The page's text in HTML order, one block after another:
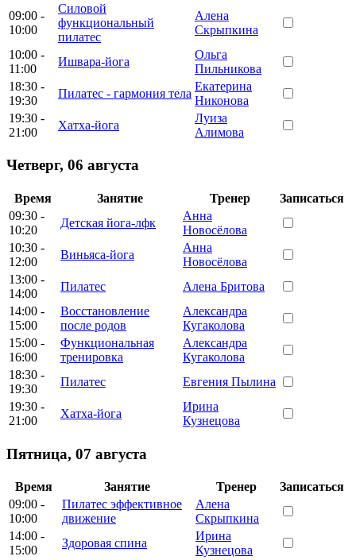
09:00 -
10:00
Силовой
функциональный
пилатес
Алена
Скрыпкина
10:00 -
11:00
Ишвара-йога
Ольга
Пильникова
18:30 -
19:30
Пилатес - гармония тела
Екатерина
Никонова
19:30 -
21:00
Хатха-йога
Луиза
Алимова
Четверг, 06 августа
Время Занятие Тренер
Записаться
09:30 -
10:20
Детская йога-лфк
Анна
Новосёлова
10:30 -
12:00
Виньяса-йога
Анна
Новосёлова
13:00 -
14:00
Пилатес
Алена Бритова
14:00 -
15:00
Восстановление
после родов
Александра
Кугаколова
15:00 -
16:00
Функциональная
тренировка
Александра
Кугаколова
18:30 -
19:30
Пилатес
Евгения Пылина
19:30 -
21:00
Хатха-йога
Ирина
Кузнецова
Пятница, 07 августа
Время Занятие Тренер
Записаться
09:00 -
10:00
Пилатес эффективное
движение
Алена
Скрыпкина
14:00 -
15:00
Здоровая спина
Ирина
Кузнецова